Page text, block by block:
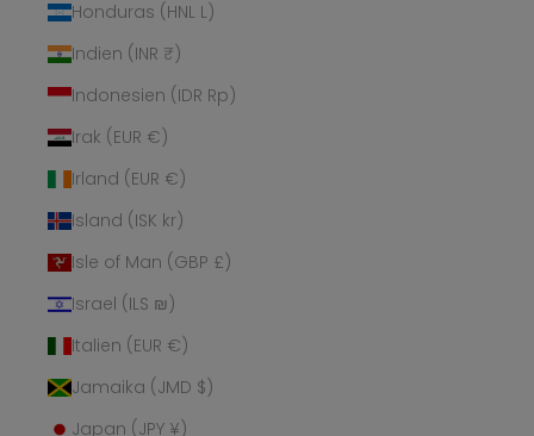
Honduras (HNL L)
Indien (INR ₹)
Indonesien (IDR Rp)
Irak (EUR €)
Irland (EUR €)
Island (ISK kr)
Isle of Man (GBP £)
Israel (ILS ₪)
Italien (EUR €)
Jamaika (JMD $)
Japan (JPY ¥)